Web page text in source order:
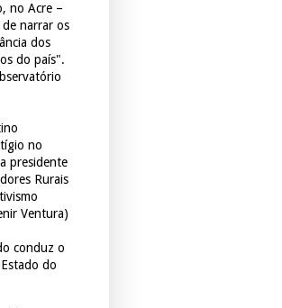
no Acre –
narrar os
dos
do país".
no
presidente
Rurais
Ventura)
conduz o
do